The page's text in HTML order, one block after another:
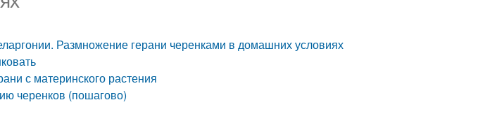
Размножение герани черенками в домашних условиях
с материнского растения
черенков (пошагово)